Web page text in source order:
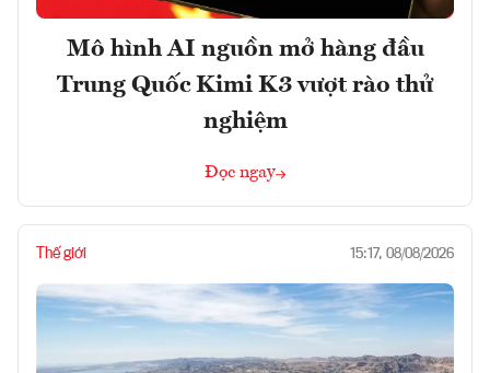
Mô hình AI nguồn mở hàng đầu
Trung Quốc Kimi K3 vượt rào thử
nghiệm
Đọc ngay
Thế giới 15:17, 08/08/2026